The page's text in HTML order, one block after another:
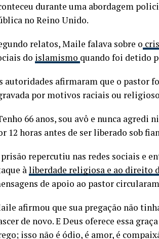
durante uma abordagem
no Reino Unido.
relatos, Maile falava sobre o
do islamismo quando foi detido
autoridades afirmaram que o pastor
por motivos raciais ou
66 anos, sou avô e nunca agredi
12 horas antes de ser liberado sob
repercutiu nas redes sociais e
àliberdade religiosa e ao direito
de apoio ao pastor
afirmou que sua pregação não
de novo. E Deus oferece essa
isso não é ódio, é amor, é